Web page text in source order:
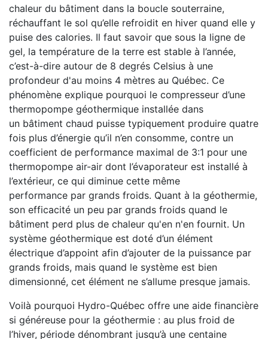
chaleur du bâtiment dans la boucle souterraine,
réchauffant le sol qu’elle refroidit en hiver quand elle y
puise des calories. Il faut savoir que sous la ligne de
gel, la température de la terre est stable à l’année,
c’est-à-dire autour de 8 degrés Celsius à une
profondeur d'au moins 4 mètres au Québec. Ce
phénomène explique pourquoi le compresseur d’une
thermopompe géothermique installée dans
un bâtiment chaud puisse typiquement produire quatre
fois plus d’énergie qu’il n’en consomme, contre un
coefficient de performance maximal de 3:1 pour une
thermopompe air-air dont l’évaporateur est installé à
l’extérieur, ce qui diminue cette même
performance par grands froids. Quant à la géothermie,
son efficacité un peu par grands froids quand le
bâtiment perd plus de chaleur qu'en n'en fournit. Un
système géothermique est doté d’un élément
électrique d’appoint afin d’ajouter de la puissance par
grands froids, mais quand le système est bien
dimensionné, cet élément ne s’allume presque jamais.
Voilà pourquoi Hydro-Québec offre une aide financière
si généreuse pour la géothermie : au plus froid de
l’hiver, période dénombrant jusqu’à une centaine